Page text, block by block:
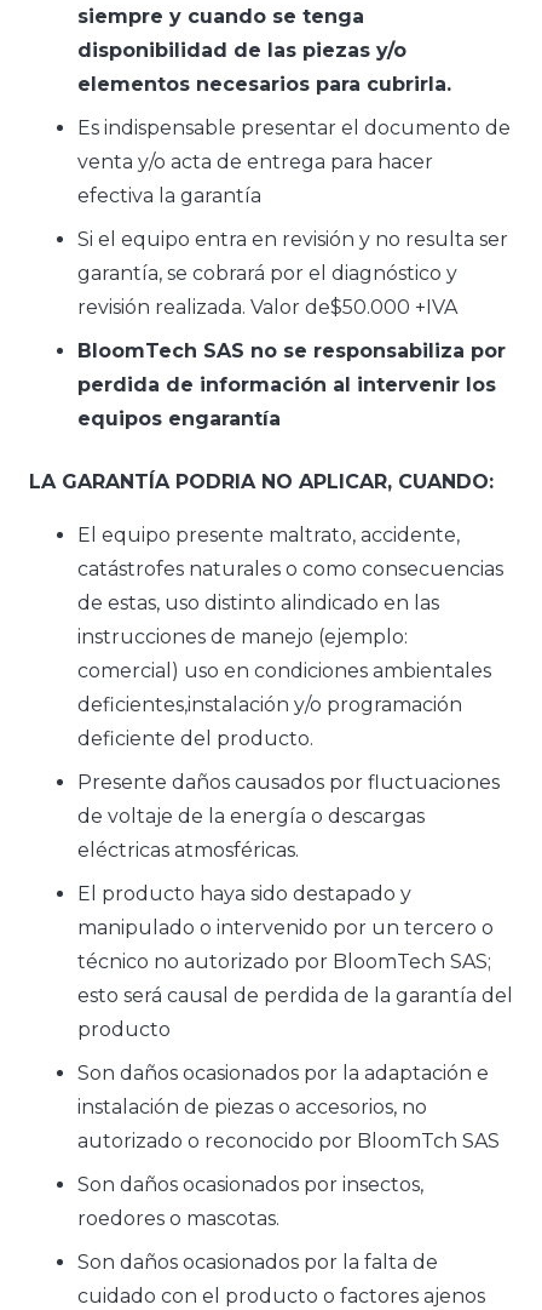
siempre y cuando se tenga
disponibilidad de las piezas y/o
elementos necesarios para cubrirla.
Es indispensable presentar el documento de
venta y/o acta de entrega para hacer
efectiva la garantía
Si el equipo entra en revisión y no resulta ser
garantía, se cobrará por el diagnóstico y
revisión realizada. Valor de$50.000 +IVA
BloomTech SAS no se responsabiliza por
perdida de información al intervenir los
equipos engarantía
LA GARANTÍA PODRIA NO APLICAR, CUANDO:
El equipo presente maltrato, accidente,
catástrofes naturales o como consecuencias
de estas, uso distinto alindicado en las
instrucciones de manejo (ejemplo:
comercial) uso en condiciones ambientales
deficientes,instalación y/o programación
deficiente del producto.
Presente daños causados por fluctuaciones
de voltaje de la energía o descargas
eléctricas atmosféricas.
El producto haya sido destapado y
manipulado o intervenido por un tercero o
técnico no autorizado por BloomTech SAS;
esto será causal de perdida de la garantía del
producto
Son daños ocasionados por la adaptación e
instalación de piezas o accesorios, no
autorizado o reconocido por BloomTch SAS
Son daños ocasionados por insectos,
roedores o mascotas.
Son daños ocasionados por la falta de
cuidado con el producto o factores ajenos